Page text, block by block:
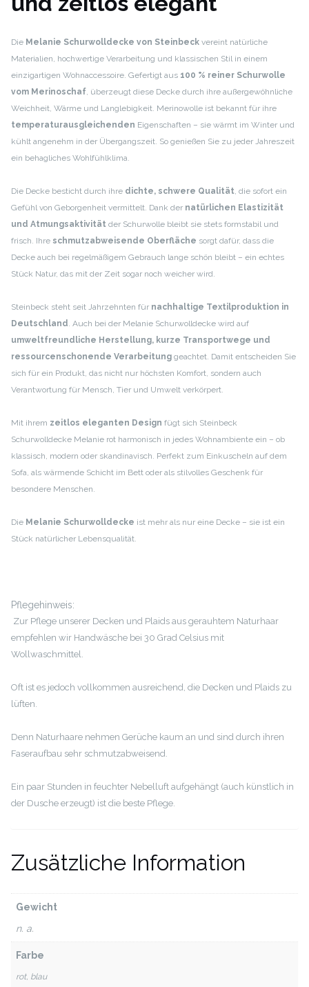
Die Melanie Schurwolldecke von Steinbeck vereint natürliche
Materialien, hochwertige Verarbeitung und klassischen Stil in einem
einzigartigen Wohnaccessoire. Gefertigt aus 100 % reiner Schurwolle
vom Merinoschaf , überzeugt diese Decke durch ihre außergewöhnliche
Weichheit, Wärme und Langlebigkeit. Merinowolle ist bekannt für ihre
temperaturausgleichenden Eigenschaften – sie wärmt im Winter und
kühlt angenehm in der Übergangszeit. So genießen Sie zu jeder Jahreszeit
ein behagliches Wohlfühlklima.
Die Decke besticht durch ihre dichte, schwere Qualität , die sofort ein
Gefühl von Geborgenheit vermittelt. Dank der natürlichen Elastizität
und Atmungsaktivität der Schurwolle bleibt sie stets formstabil und
frisch. Ihre schmutzabweisende Oberfläche sorgt dafür, dass die
Decke auch bei regelmäßigem Gebrauch lange schön bleibt – ein echtes
Stück Natur, das mit der Zeit sogar noch weicher wird.
Steinbeck steht seit Jahrzehnten für nachhaltige Textilproduktion in
Deutschland . Auch bei der Melanie Schurwolldecke wird auf
umweltfreundliche Herstellung, kurze Transportwege und
ressourcenschonende Verarbeitung geachtet. Damit entscheiden Sie
sich für ein Produkt, das nicht nur höchsten Komfort, sondern auch
Verantwortung für Mensch, Tier und Umwelt verkörpert.
Mit ihrem zeitlos eleganten Design fügt sich Steinbeck
Schurwolldecke Melanie rot harmonisch in jedes Wohnambiente ein – ob
klassisch, modern oder skandinavisch. Perfekt zum Einkuscheln auf dem
Sofa, als wärmende Schicht im Bett oder als stilvolles Geschenk für
besondere Menschen.
Die Melanie Schurwolldecke ist mehr als nur eine Decke – sie ist ein
Stück natürlicher Lebensqualität.
Pflegehinweis:
Zur Pflege unserer Decken und Plaids aus gerauhtem Naturhaar
empfehlen wir Handwäsche bei 30 Grad Celsius mit
Wollwaschmittel.
Oft ist es jedoch vollkommen ausreichend, die Decken und Plaids zu
lüften.
Denn Naturhaare nehmen Gerüche kaum an und sind durch ihren
Faseraufbau sehr schmutzabweisend.
Ein paar Stunden in feuchter Nebelluft aufgehängt (auch künstlich in
der Dusche erzeugt) ist die beste Pflege.
Zusätzliche Information
Gewicht
n. a.
Farbe
rot, blau